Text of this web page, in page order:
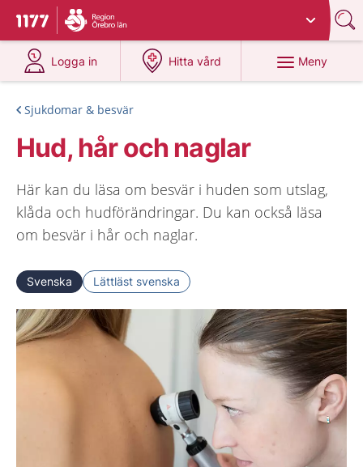
Till startsidan för 1177
Du har valt region
Logga in
på 1177.se
Hitta vård
på 1177.se
Meny
Sjukdomar & besvär
Hud, hår och naglar
Här kan du läsa om besvär i huden som utslag,
klåda och hudförändringar. Du kan också läsa
om besvär i hår och naglar.
Svenska Lättläst svenska